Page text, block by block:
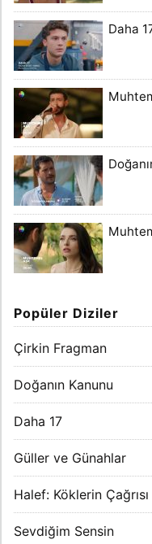
Daha
Popüler Diziler
Çirkin Fragman
Doğanın Kanunu
Daha 17
Güller ve Günahlar
Halef: Köklerin Çağrısı
Sevdiğim Sensin